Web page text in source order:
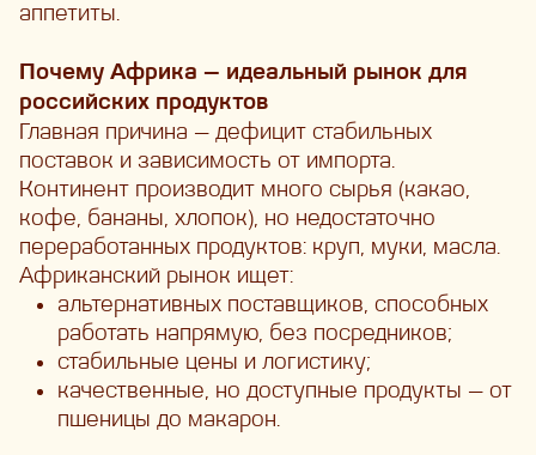
аппетиты.
Почему Африка — идеальный рынок для
российских продуктов
Главная причина — дефицит стабильных
поставок и зависимость от импорта.
Континент производит много сырья (какао,
кофе, бананы, хлопок), но недостаточно
переработанных продуктов: круп, муки, масла.
Африканский рынок ищет:
альтернативных поставщиков, способных
работать напрямую, без посредников;
стабильные цены и логистику;
качественные, но доступные продукты — от
пшеницы до макарон.